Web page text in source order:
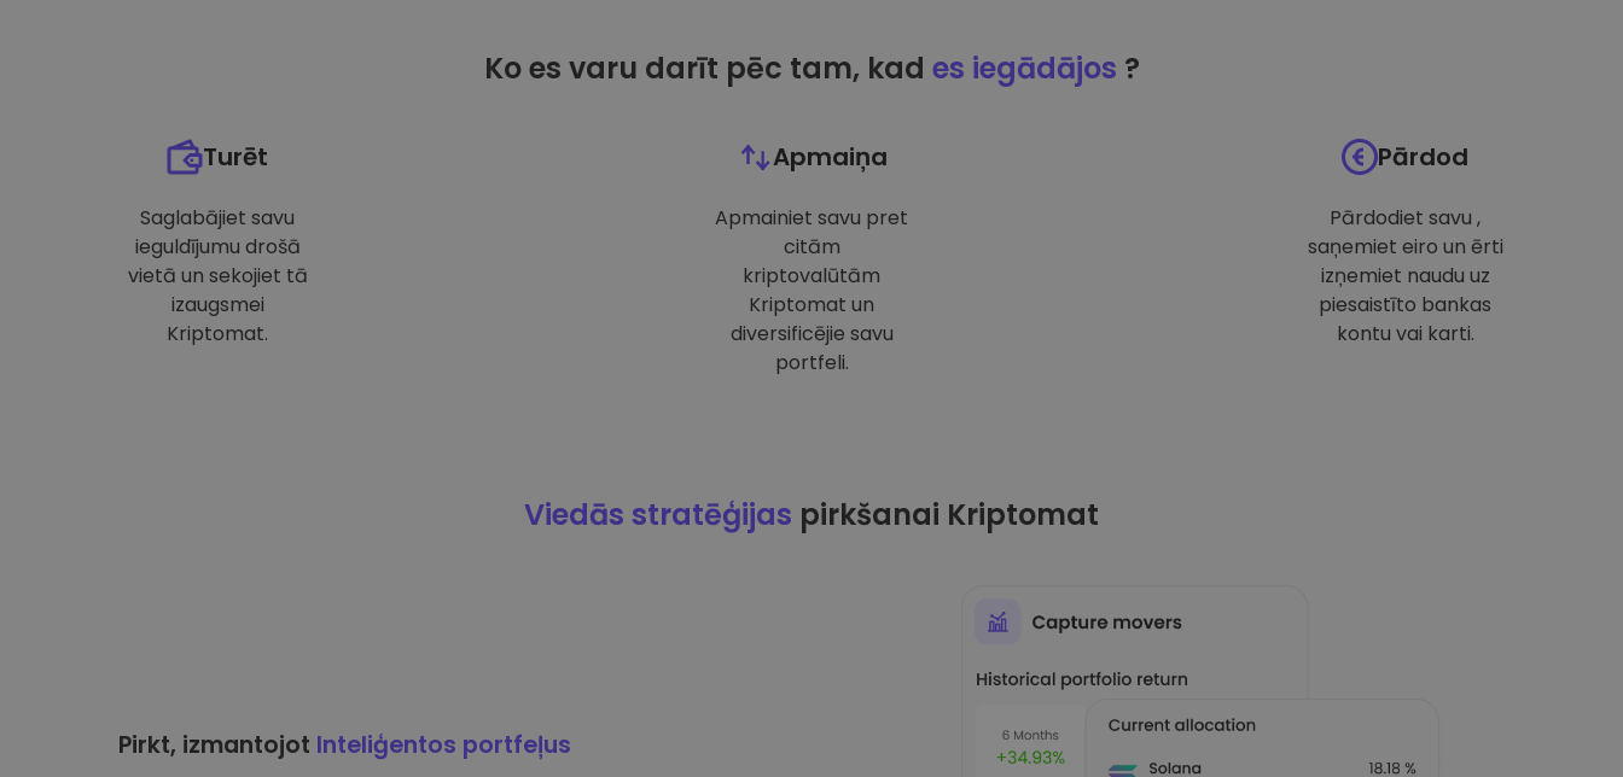
Ko es varu darīt pēc tam, kad es iegādājos ?
Turēt
Saglabājiet savu
ieguldījumu drošā
vietā un sekojiet tā
izaugsmei
Kriptomat.
Apmaiņa
Apmainiet savu pret
citām
kriptovalūtām
Kriptomat un
diversificējie savu
portfeli.
Pārdod
Pārdodiet savu ,
saņemiet eiro un ērti
izņemiet naudu uz
piesaistīto bankas
kontu vai karti.
Viedās stratēģijas pirkšanai Kriptomat
Pirkt, izmantojot Inteliģentos portfeļus